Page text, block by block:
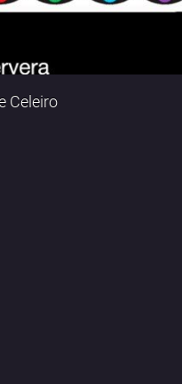
Celeiro